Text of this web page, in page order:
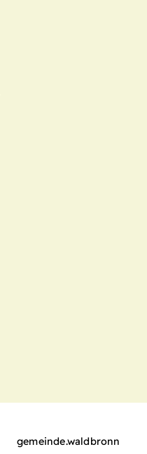
gemeinde.waldbronn